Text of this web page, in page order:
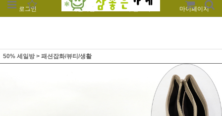
로그인 회원가입 주문조회 마이페이지
50% 세일방> 패션잡화/뷰티/생활